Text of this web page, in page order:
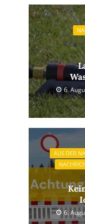
6.
AUS DER
6.